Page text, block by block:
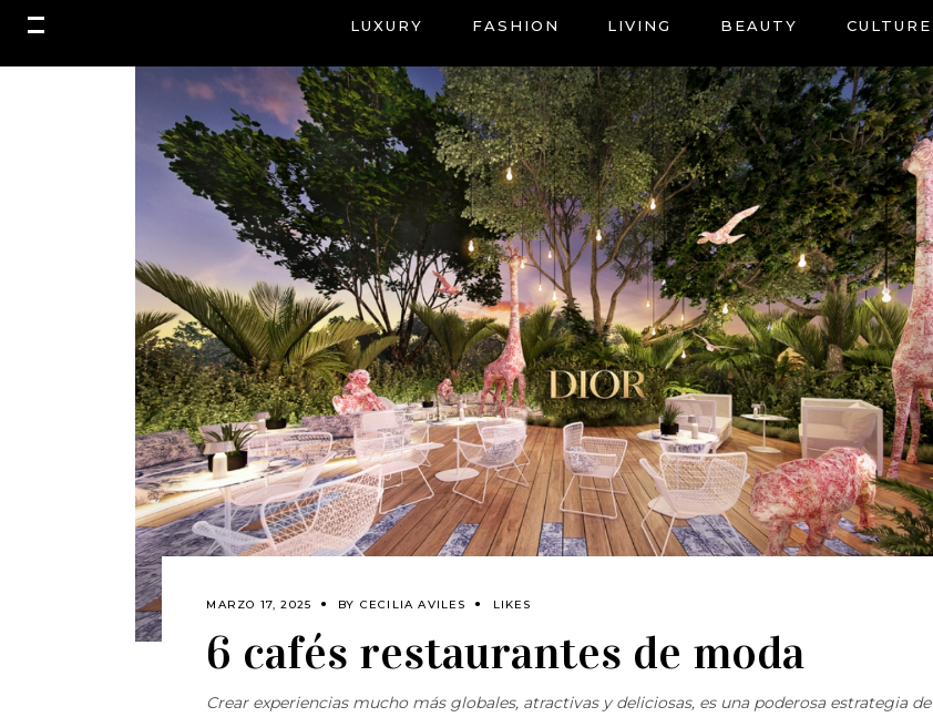
LUXURY FASHION LIVING BEAUTY CULTURE
MARZO 17, 2025 BY CECILIA AVILES LIKES
6 cafés restaurantes de moda
Crear experiencias mucho más globales, atractivas y deliciosas, es una poderosa estrategia de